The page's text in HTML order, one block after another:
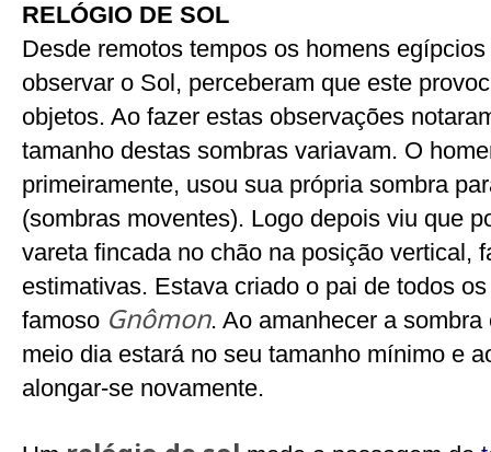
RELÓGIO DE SOL
Desde remotos tempos os homens
observar o Sol, perceberam que este
objetos. Ao fazer estas observações
tamanho destas sombras variavam. O
primeiramente, usou sua própria sombra
(sombras moventes). Logo depois viu que
vareta fincada no chão na posição vertical,
estimativas. Estava criado o pai de todos
famoso Gnômon. Ao amanhecer a
meio dia estará no seu tamanho mínimo e
alongar-se novamente.